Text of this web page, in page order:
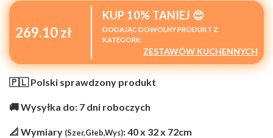
269.10 zł
KUP 10% TANIEJ 😍
DODAJĄC DOWOLNY PRODUKT Z
KATEGORII:
ZESTAWÓW KUCHENNYCH
🇵🇱 Polski sprawdzony produkt
🚚 Wysyłka do: 7 dni roboczych
📐 Wymiary (Szer,Głeb,Wys): 40 x 32 x 72cm